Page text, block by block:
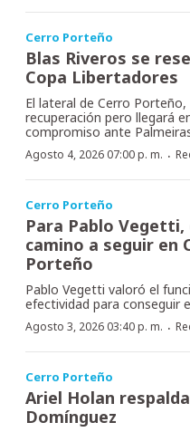
Cerro Porteño
Blas Riveros se
Copa Libertadores
El lateral de Cerro
recuperación pero llegará
compromiso ante
Agosto 4, 2026 07:00 p. m. ·
Cerro Porteño
Para Pablo
camino a seguir en
Porteño
Pablo Vegetti valoró el
efectividad para conseguir
Agosto 3, 2026 03:40 p. m. ·
Cerro Porteño
Ariel Holan
Domínguez